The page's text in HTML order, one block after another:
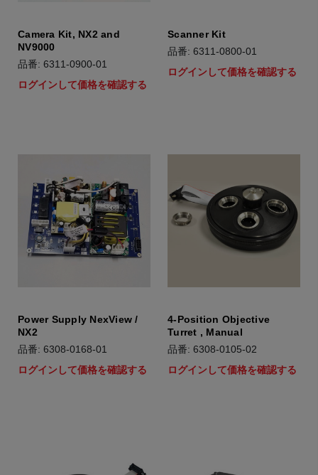
Camera Kit, NX2 and
NV9000
品番: 6311-0900-01
ログインして価格を確認する
Scanner Kit
品番: 6311-0800-01
ログインして価格を確認する
Power Supply NexView /
NX2
品番: 6308-0168-01
ログインして価格を確認する
4-Position Objective
Turret , Manual
品番: 6308-0105-02
ログインして価格を確認する